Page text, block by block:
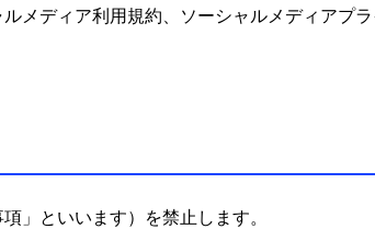
メディア利用規約、ソーシャルメディアプ
」といいます）を禁止します。